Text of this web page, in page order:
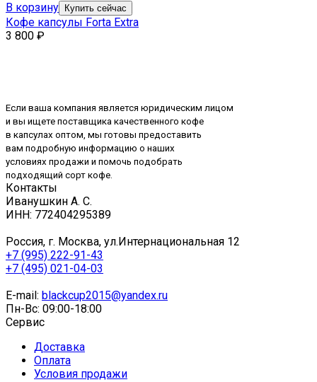
В корзину Купить сейчас
Кофе капсулы Forta Extra
3 800 ₽
Если ваша компания является юридическим лицом
и вы ищете поставщика качественного кофе
в капсулах оптом, мы готовы предоставить
вам подробную информацию о наших
условиях продажи и помочь подобрать
подходящий сорт кофе.
Контакты
Иванушкин А. С.
ИНН: 772404295389
Россия, г. Москва, ул.Интернациональная 12
+7 (995) 222-91-43
+7 (495) 021-04-03
E-mail: blackcup2015@yandex.ru
Пн-Вс: 09:00-18:00
Сервис
Доставка
Оплата
Условия продажи